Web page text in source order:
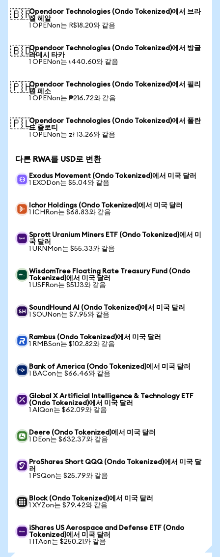
🇧🇷Opendoor Technologies (Ondo Tokenized)에서 브라
질 헤알
1 OPENon는 R$18.20와 같음
🇧🇩Opendoor Technologies (Ondo Tokenized)에서 방글
라데시 타카
1 OPENon는 ৳440.60와 같음
🇵🇭Opendoor Technologies (Ondo Tokenized)에서 필리
핀 페소
1 OPENon는 ₱216.72와 같음
🇵🇱Opendoor Technologies (Ondo Tokenized)에서 폴란
드 즐로티
1 OPENon는 zł 13.26와 같음
다른 RWA를 USD로 변환
Exodus Movement (Ondo Tokenized)에서 미국 달러
1 EXODon는 $5.04와 같음
Ichor Holdings (Ondo Tokenized)에서 미국 달러
1 ICHRon는 $68.83와 같음
Sprott Uranium Miners ETF (Ondo Tokenized)에서 미
국 달러
1 URNMon는 $55.33와 같음
WisdomTree Floating Rate Treasury Fund (Ondo
Tokenized)에서 미국 달러
1 USFRon는 $51.13와 같음
SoundHound AI (Ondo Tokenized)에서 미국 달러
1 SOUNon는 $7.95와 같음
Rambus (Ondo Tokenized)에서 미국 달러
1 RMBSon는 $102.82와 같음
Bank of America (Ondo Tokenized)에서 미국 달러
1 BACon는 $66.46와 같음
Global X Artificial Intelligence & Technology ETF
(Ondo Tokenized)에서 미국 달러
1 AIQon는 $62.09와 같음
Deere (Ondo Tokenized)에서 미국 달러
1 DEon는 $632.37와 같음
ProShares Short QQQ (Ondo Tokenized)에서 미국 달
러
1 PSQon는 $25.79와 같음
Block (Ondo Tokenized)에서 미국 달러
1 XYZon는 $79.42와 같음
iShares US Aerospace and Defense ETF (Ondo
Tokenized)에서 미국 달러
1 ITAon는 $250.21와 같음